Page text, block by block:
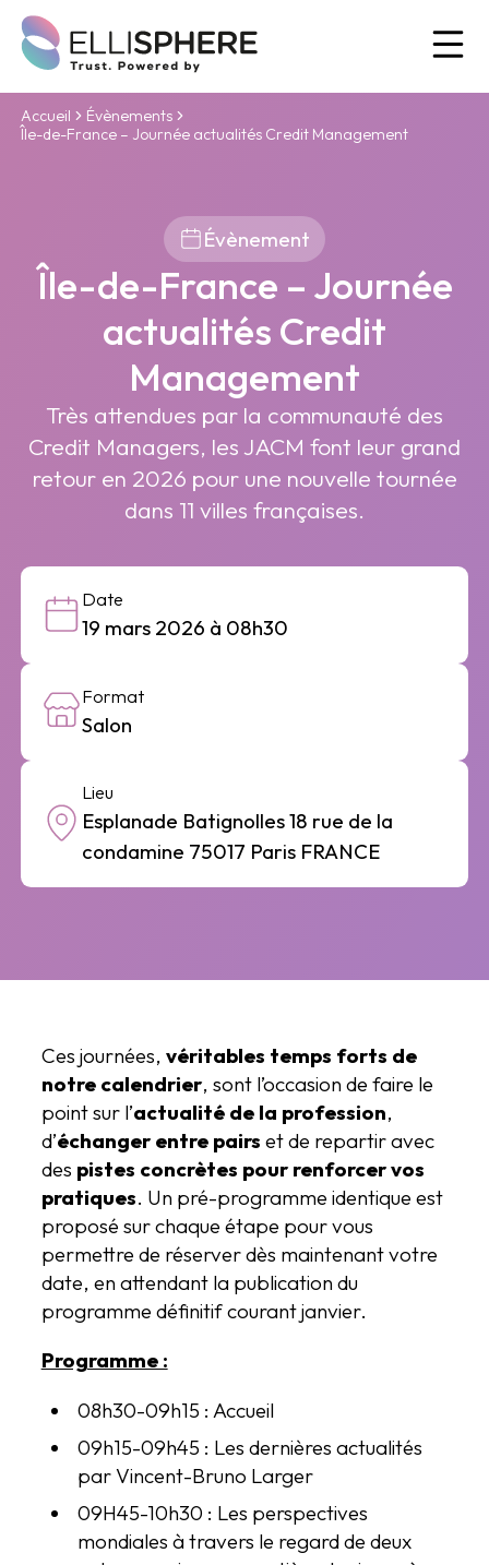
Accueil
Évènements
Île-de-France – Journée actualités Credit Management
Évènement
Île-de-France – Journée
actualités Credit
Management
Très attendues par la communauté des
Credit Managers, les JACM font leur grand
retour en 2026 pour une nouvelle tournée
dans 11 villes françaises.
Date
19 mars 2026 à 08h30
Format
Salon
Lieu
Esplanade Batignolles 18 rue de la
condamine 75017 Paris FRANCE
Ces journées, véritables temps forts de
notre calendrier, sont l’occasion de faire le
point sur l’actualité de la profession,
d’échanger entre pairs et de repartir avec
des pistes concrètes pour renforcer vos
pratiques. Un pré-programme identique est
proposé sur chaque étape pour vous
permettre de réserver dès maintenant votre
date, en attendant la publication du
programme définitif courant janvier.
Programme :
08h30-09h15 : Accueil
09h15-09h45 : Les dernières actualités
par Vincent-Bruno Larger
09H45-10h30 : Les perspectives
mondiales à travers le regard de deux